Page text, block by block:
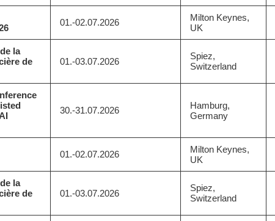
01.-02.07.2026
Milton Keynes,
UK
la
de
01.-03.07.2026
Spiez,
Switzerland
30.-31.07.2026
Hamburg,
Germany
01.-02.07.2026
Milton Keynes,
UK
la
de
01.-03.07.2026
Spiez,
Switzerland